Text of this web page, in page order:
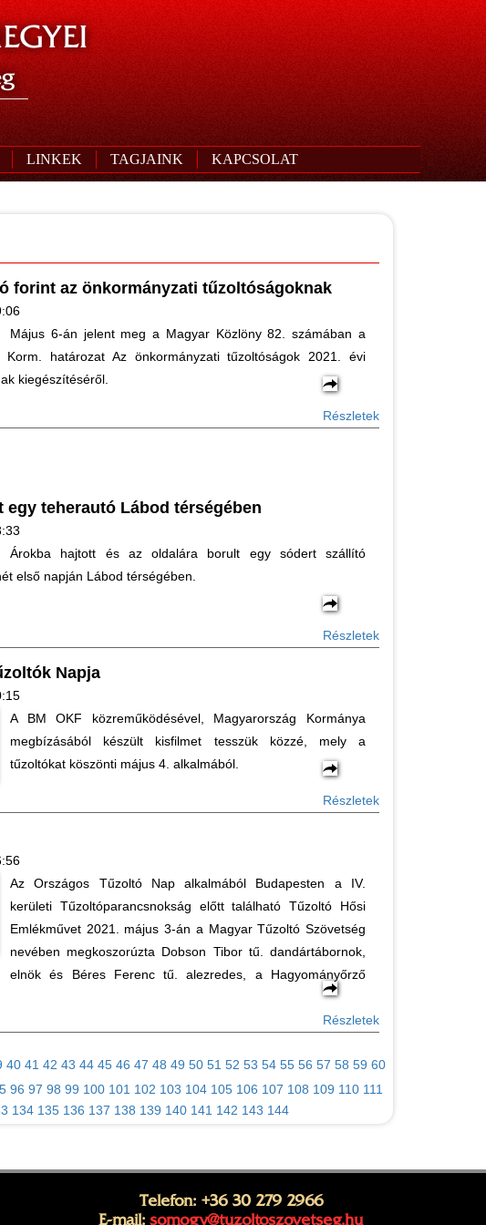
LINKEK TAGJAINK KAPCSOLAT
forint az önkormányzati tűzoltóságoknak
Május 6-án jelent meg a Magyar Közlöny 82. számában a
határozat Az önkormányzati tűzoltóságok 2021. évi
kiegészítéséről.
Részletek
egy teherautó Lábod térségében
Árokba hajtott és az oldalára borult egy sódert szállító
első napján Lábod térségében.
Részletek
Napja
A BM OKF közreműködésével, Magyarország Kormánya
megbízásából készült kisfilmet tesszük közzé, mely a
tűzoltókat köszönti május 4. alkalmából.
Részletek
Az Országos Tűzoltó Nap alkalmából Budapesten a IV.
kerületi Tűzoltóparancsnokság előtt található Tűzoltó Hősi
Emlékművet 2021. május 3-án a Magyar Tűzoltó Szövetség
nevében megkoszorúzta Dobson Tibor tű. dandártábornok,
elnök és Béres Ferenc tű. alezredes, a Hagyományőrző
Részletek
40 41 42 43 44 45 46 47 48 49 50 51 52 53 54 55 56 57 58 59 60
96 97 98 99 100 101 102 103 104 105 106 107 108 109 110 111
134 135 136 137 138 139 140 141 142 143 144
Telefon: +36 30 279 2966
E-mail: somogy@tuzoltoszovetseg.hu